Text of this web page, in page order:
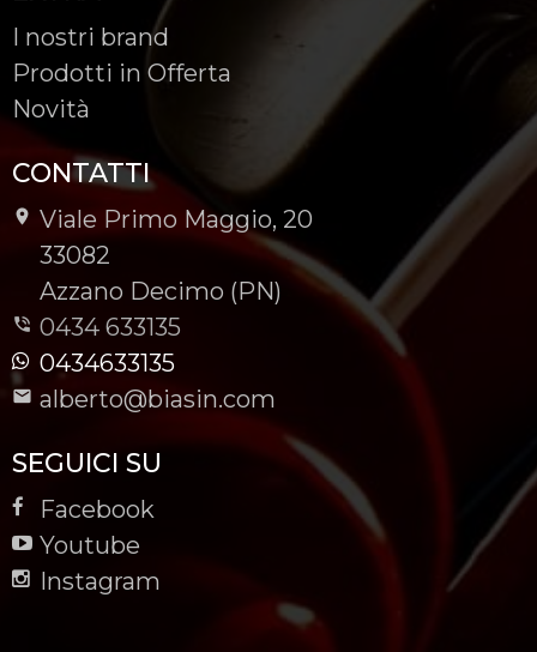
I nostri brand
Prodotti in Offerta
Novità
CONTATTI
Viale Primo Maggio, 20
-
33082
-
Azzano Decimo (PN)
0434 633135
0434633135
alberto@biasin.com
SEGUICI SU
Facebook
Youtube
Instagram